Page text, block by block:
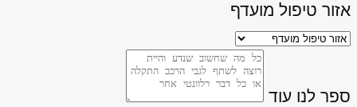
אזור טיפול מועדף
ספר לנו עוד